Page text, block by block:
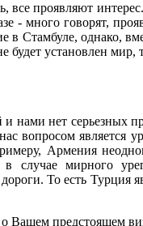
проявляют
- много говорят,
Стам­буле, однако,
установ­лен мир,
нет серьезных
яв­ляется
Армения
мирного
То есть Турция
Вашем предстоящем